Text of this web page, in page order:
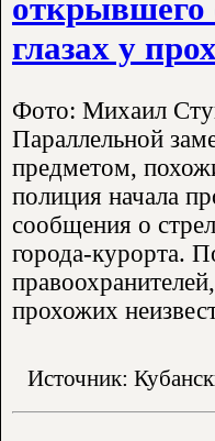
открывшего
глазах у
Фото: Михаил
Параллельной
предметом,
полиция начала
сообщения о
города-курорта.
прохожих
Источник: